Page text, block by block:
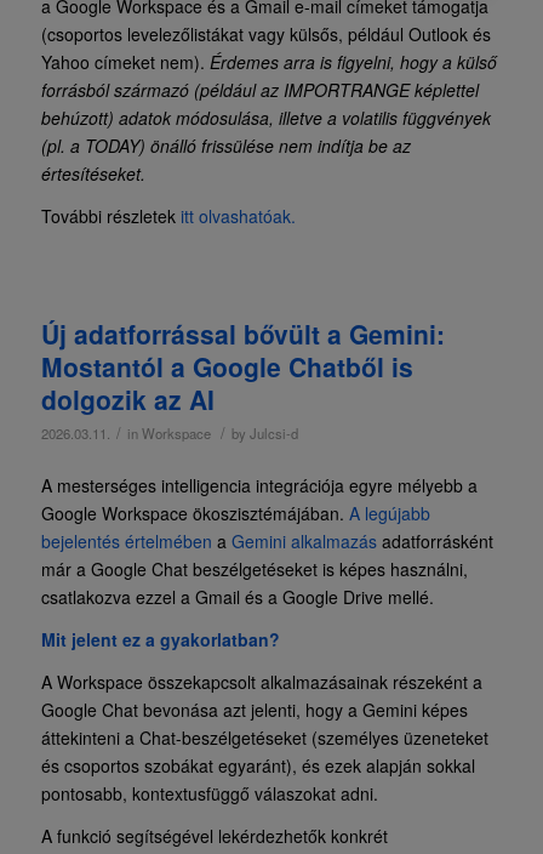
a Google Workspace és a Gmail e-mail címeket támogatja
(csoportos levelezőlistákat vagy külsős, például Outlook és
Yahoo címeket nem). Érdemes arra is figyelni, hogy a külső
forrásból származó (például az IMPORTRANGE képlettel
behúzott) adatok módosulása, illetve a volatilis függvények
(pl. a TODAY) önálló frissülése nem indítja be az
értesítéseket.
További részletek itt olvashatóak.
Új adatforrással bővült a Gemini:
Mostantól a Google Chatből is
dolgozik az AI
2026.03.11. / inWorkspace / by Julcsi-d
A mesterséges intelligencia integrációja egyre mélyebb a
Google Workspace ökoszisztémájában. A legújabb
bejelentés értelmében a Gemini alkalmazásadatforrásként
már a Google Chat beszélgetéseket is képes használni,
csatlakozva ezzel a Gmail és a Google Drive mellé.
Mit jelent ez a gyakorlatban?
A Workspace összekapcsolt alkalmazásainak részeként a
Google Chat bevonása azt jelenti, hogy a Gemini képes
áttekinteni a Chat-beszélgetéseket (személyes üzeneteket
és csoportos szobákat egyaránt), és ezek alapján sokkal
pontosabb, kontextusfüggő válaszokat adni.
A funkció segítségével lekérdezhetők konkrét